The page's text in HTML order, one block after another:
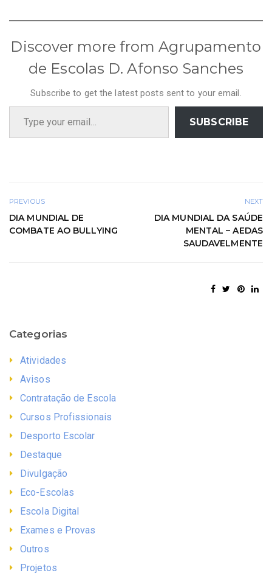
Discover more from Agrupamento
de Escolas D. Afonso Sanches
Subscribe to get the latest posts sent to your email.
Type your email…
SUBSCRIBE
PREVIOUS
DIA MUNDIAL DE
COMBATE AO BULLYING
NEXT
DIA MUNDIAL DA SAÚDE
MENTAL – AEDAS
SAUDAVELMENTE
Categorias
Atividades
Avisos
Contratação de Escola
Cursos Profissionais
Desporto Escolar
Destaque
Divulgação
Eco-Escolas
Escola Digital
Exames e Provas
Outros
Projetos